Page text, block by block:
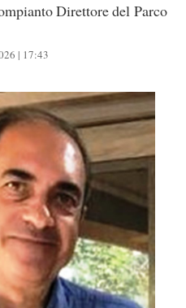
Direttore del Parco
| 17:43